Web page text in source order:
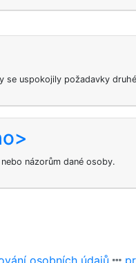
se uspokojily požadavky
názorům dané osoby.
osobních údajů